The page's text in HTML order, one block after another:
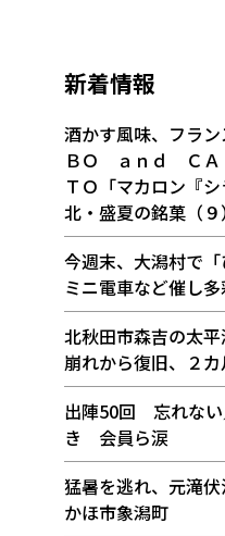
新着情報
酒かす風味、フラ
ＢＯ ａｎｄ ＣＡ
ＴＯ「マカロン『
北・盛夏の銘菓（９）
今週末、大潟村で
ミニ電車など催し
北秋田市森吉の太
崩れから復旧、２
出陣50回 忘れない
き 会員ら涙
猛暑を逃れ、元滝
かほ市象潟町